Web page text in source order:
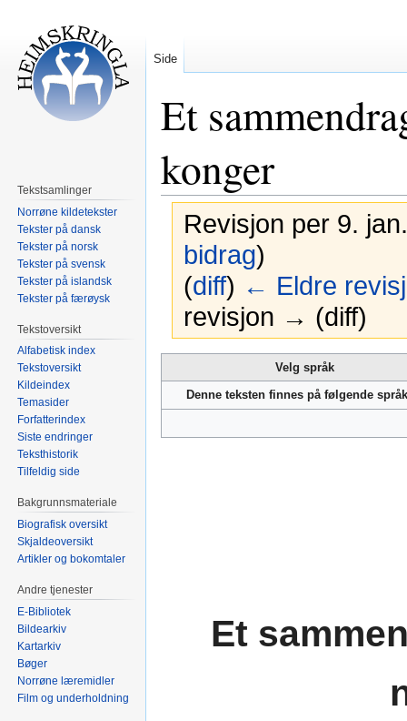
Et
konger
Revisjon per 9.
bidrag)
(diff) ← Eldre
revisjon → (diff)
til
navigering
til
Velg språk
Denne teksten finnes på følgende
Et
Side
Tekstsamlinger
Norrøne kildetekster
Tekster på dansk
Tekster på norsk
Tekster på svensk
Tekster på islandsk
Tekster på færøysk
Tekstoversikt
Alfabetisk index
Tekstoversikt
Kildeindex
Temasider
Forfatterindex
Siste endringer
Teksthistorik
Tilfeldig side
Bakgrunnsmateriale
Biografisk oversikt
Skjaldeoversikt
Artikler og bokomtaler
Andre tjenester
E-Bibliotek
Bildearkiv
Kartarkiv
Bøger
Norrøne læremidler
Film og underholdning